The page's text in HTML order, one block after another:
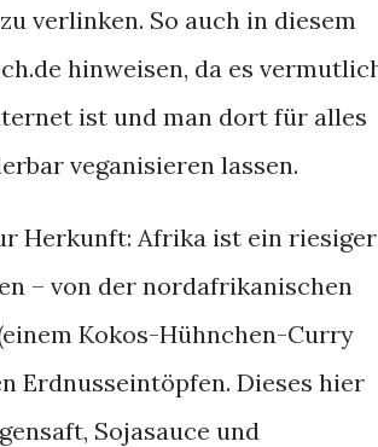
verlinken. So auch in diesem
hinweisen, da es
ist und man dort für alles
veganisieren lassen.
Herkunft: Afrika ist ein riesiger
– von der nordafrikanischen
Kokos-Hühnchen-Curry
Erdnusseintöpfen. Dieses hier
Sojasauce und